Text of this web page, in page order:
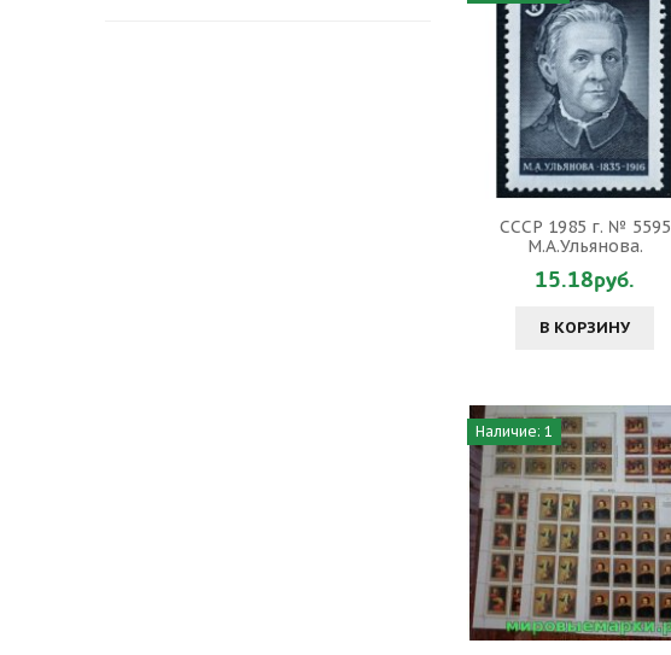
СССР 1985 г. № 5595
М.А.Ульянова.
15.18руб.
В КОРЗИНУ
Наличие: 1